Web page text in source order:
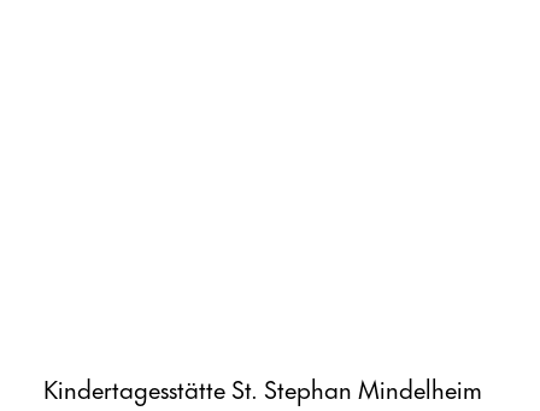
Kindertagesstätte St. Stephan Mindelheim